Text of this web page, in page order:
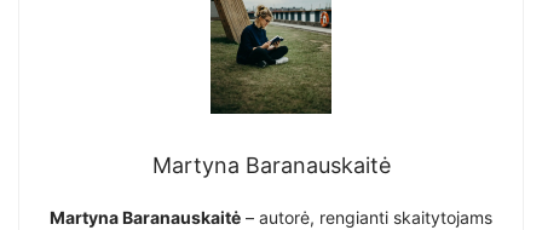
Martyna Baranauskaitė
Martyna Baranauskaitė – autorė, rengianti skaitytojams